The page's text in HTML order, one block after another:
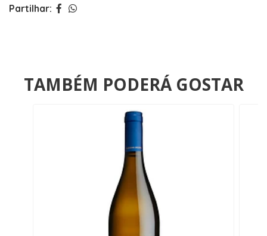
Partilhar:
TAMBÉM PODERÁ GOSTAR